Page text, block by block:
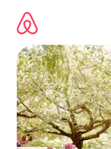
съдържанието